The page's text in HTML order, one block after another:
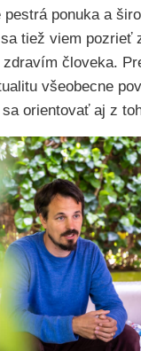
pestrá ponuka a
tiež viem pozrieť
človeka.
všeobecne
orientovať aj z